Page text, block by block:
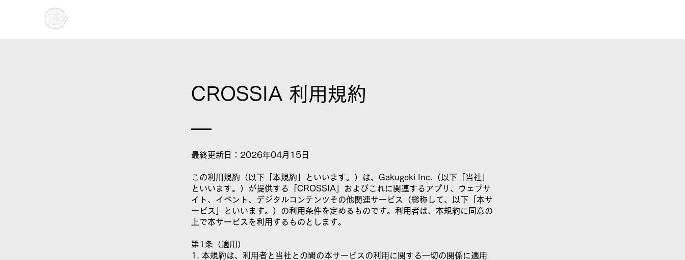
CROSSIA 利用規約
最終更新日：2026年04月15日
この利用規約（以下「本規約」といいます。）は、Gakugeki Inc.（以下「当社」
といいます。）が提供する「CROSSIA」およびこれに関連するアプリ、ウェブサ
イト、イベント、デジタルコンテンツその他関連サービス（総称して、以下「本サ
ービス」といいます。）の利用条件を定めるものです。利用者は、本規約に同意の
上で本サービスを利用するものとします。
第1条（適用）
1. 本規約は、利用者と当社との間の本サービスの利用に関する一切の関係に適用